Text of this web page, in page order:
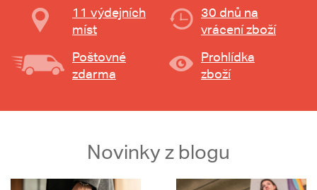
11 výdejních
míst
30 dnů na
vrácení zboží
Poštovné
zdarma
Prohlídka
zboží
Novinky z blogu